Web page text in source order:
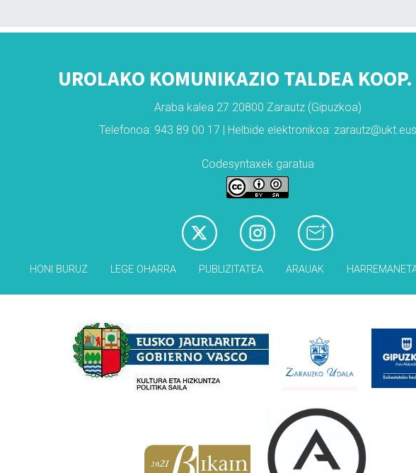
UROLAKO KOMUNIKAZIO TALDEA
Araba kalea 27 20800 Zarautz (Gipuzkoa)
Telefonoa: 943 89 00 17 | Helbide elektronikoa: zarautz@ukt.eus
Codesyntaxek garatua
HONI BURUZ LEGE OHARRA PUBLIZITATEA ARAUAK